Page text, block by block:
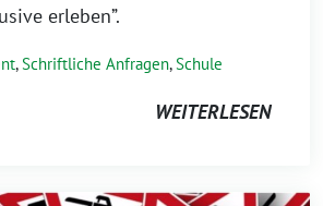
erleben”.
,Schriftliche Anfragen,Schule
WEITERLESEN